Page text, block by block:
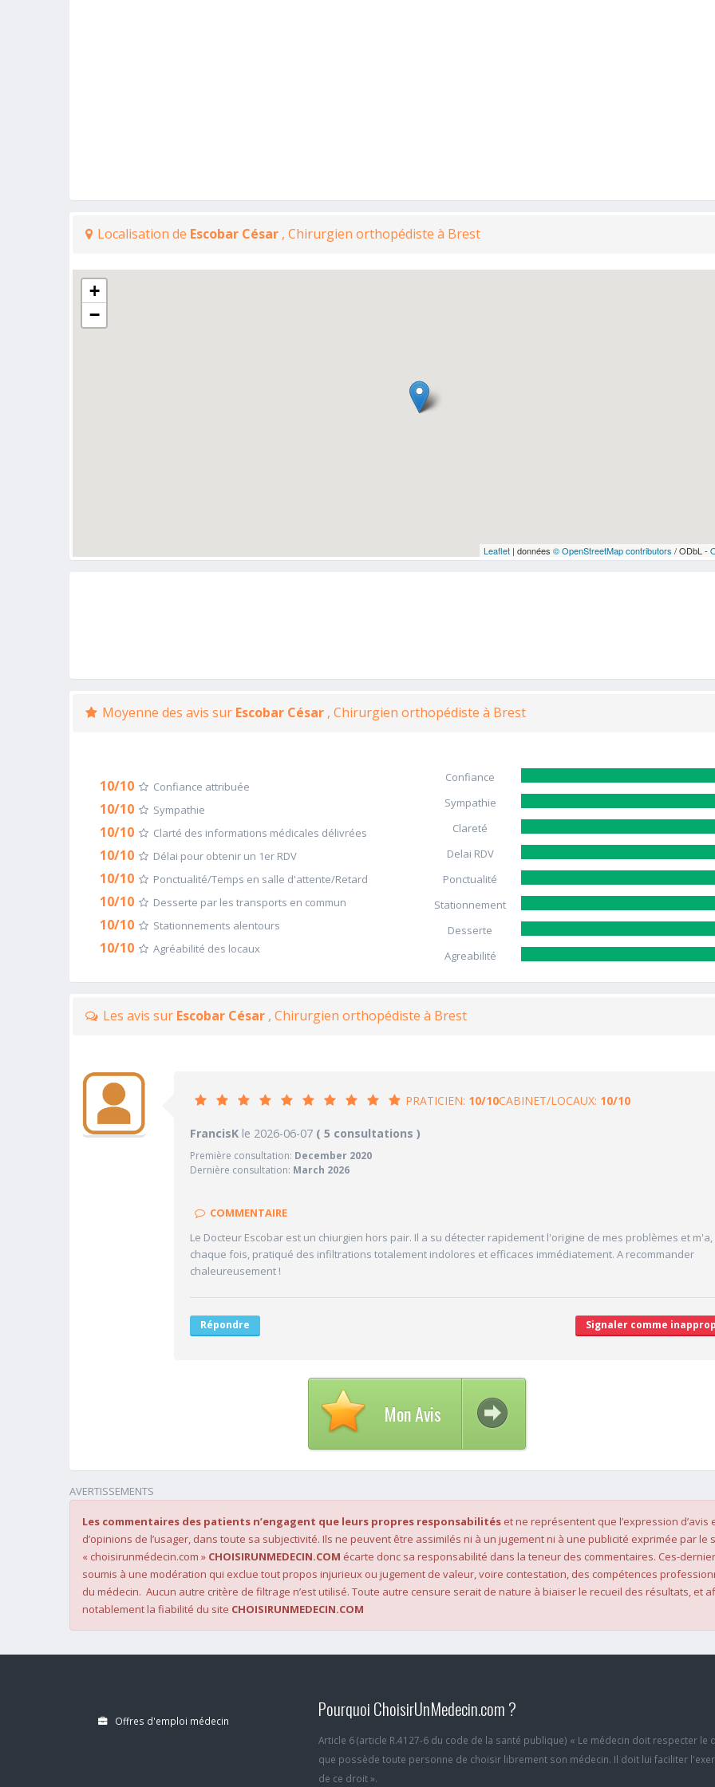
Localisation de Escobar César , Chirurgien orthopédiste à Brest
+
−
Leaflet| données © OpenStreetMap contributors / ODbL -
Moyenne des avis sur Escobar César , Chirurgien orthopédiste à Brest
10/10 Confiance attribuée
10/10 Sympathie
10/10 Clarté des informations médicales délivrées
10/10 Délai pour obtenir un 1er RDV
10/10 Ponctualité/Temps en salle d'attente/Retard
10/10 Desserte par les transports en commun
10/10 Stationnements alentours
10/10 Agréabilité des locaux
Confiance
Sympathie
Clareté
Delai RDV
Ponctualité
Stationnement
Desserte
Agreabilité
Les avis sur Escobar César , Chirurgien orthopédiste à Brest
PRATICIEN: 10/10CABINET/LOCAUX: 10/10
PRATICIEN10/10
10/10 Confiance accordée
10/10 Clarté des informations médicales délivrées
10/10 Ponctualité/Temps en salle d'attente/Retard
FrancisK le 2026-06-07 ( 5 consultations )
Première consultation: December 2020
Dernière consultation: March 2026
COMMENTAIRE
Le Docteur Escobar est un chiurgien hors pair. Il a su détecter rapidement l'origine de mes problèmes et m'a,
chaque fois, pratiqué des infiltrations totalement indolores et efficaces immédiatement. A recommander
chaleureusement !
Répondre Signaler comme
Mon Avis
AVERTISSEMENTS
Les commentaires des patients n’engagent que leurs propres responsabilités et ne représentent que l’expression d’avis
d’opinions de l’usager, dans toute sa subjectivité. Ils ne peuvent être assimilés ni à un jugement ni à une publicité exprimée par le
« choisirunmédecin.com » CHOISIRUNMEDECIN.COM écarte donc sa responsabilité dans la teneur des commentaires. Ces-
soumis à une modération qui exclue tout propos injurieux ou jugement de valeur, voire contestation, des compétences
du médecin. Aucun autre critère de filtrage n’est utilisé. Toute autre censure serait de nature à biaiser le recueil des résultats, et
notablement la fiabilité du site CHOISIRUNMEDECIN.COM
Offres d'emploi médecin Pourquoi ChoisirUnMedecin.com ?
Article 6 (article R.4127-6 du code de la santé publique) « Le médecin doit respecter le
que possède toute personne de choisir librement son médecin. Il doit lui faciliter
de ce droit ».